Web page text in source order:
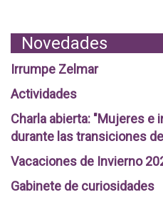
Novedades
Irrumpe Zelmar
Actividades
Charla abierta: "Mujeres e
durante las transiciones
Vacaciones de Invierno
Gabinete de curiosidades